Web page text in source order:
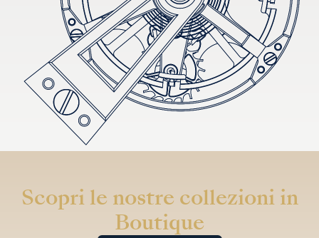
Scopri le nostre collezioni in
Boutique